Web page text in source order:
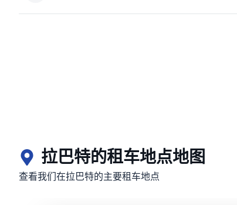
拉巴特的租车地点地图
查看我们在拉巴特的主要租车地点